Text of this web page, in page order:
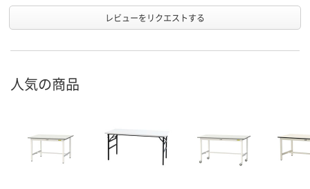
レビューをリクエストする
人気の商品